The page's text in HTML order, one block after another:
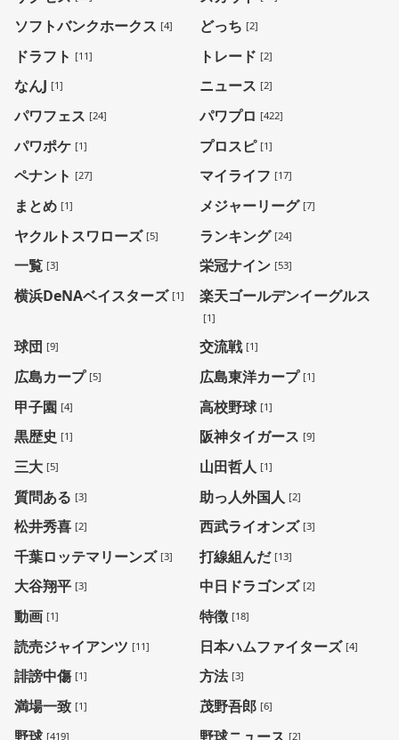
ソフトバンクホークス [4] どっち [2]
ドラフト [11] トレード [2]
なんJ [1] ニュース [2]
パワフェス [24] パワプロ [422]
パワポケ [1] プロスピ [1]
ペナント [27] マイライフ [17]
まとめ [1] メジャーリーグ [7]
ヤクルトスワローズ [5] ランキング [24]
一覧 [3] 栄冠ナイン [53]
横浜DeNAベイスターズ [1] 楽天ゴールデンイーグルス
[1]
球団 [9] 交流戦 [1]
広島カープ [5] 広島東洋カープ [1]
甲子園 [4] 高校野球 [1]
黒歴史 [1] 阪神タイガース [9]
三大 [5] 山田哲人 [1]
質問ある [3] 助っ人外国人 [2]
松井秀喜 [2] 西武ライオンズ [3]
千葉ロッテマリーンズ [3] 打線組んだ [13]
大谷翔平 [3] 中日ドラゴンズ [2]
動画 [1] 特徴 [18]
読売ジャイアンツ [11] 日本ハムファイターズ [4]
誹謗中傷 [1] 方法 [3]
満場一致 [1] 茂野吾郎 [6]
野球 [419] 野球ニュース [2]